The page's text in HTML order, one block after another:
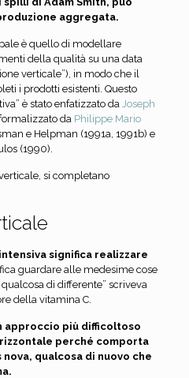
aggregata.
è quello di modellare
della qualità su una data
verticale”), in modo che il
i prodotti esistenti. Questo
è stato enfatizzato da Joseph
da Philippe Mario
e Helpman (1991a, 1991b) e
(1990).
si completano
significa realizzare
guardare alle medesime cose
di differente” scriveva
della vitamina C.
approccio più difficoltoso
perché comporta
qualcosa di nuovo che